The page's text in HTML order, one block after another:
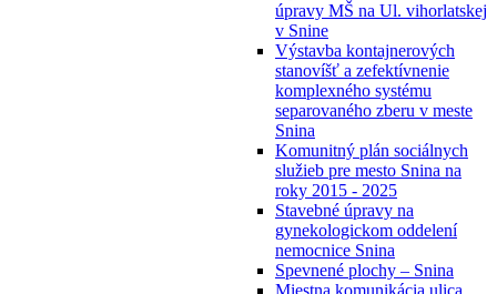
úpravy MŠ na Ul. vihorlatskej
v Snine
Výstavba kontajnerových
stanovíšť a zefektívnenie
komplexného systému
separovaného zberu v meste
Snina
Komunitný plán sociálnych
služieb pre mesto Snina na
roky 2015 - 2025
Stavebné úpravy na
gynekologickom oddelení
nemocnice Snina
Spevnené plochy – Snina
Miestna komunikácia ulica